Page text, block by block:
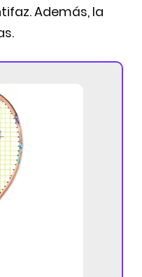
Además, la